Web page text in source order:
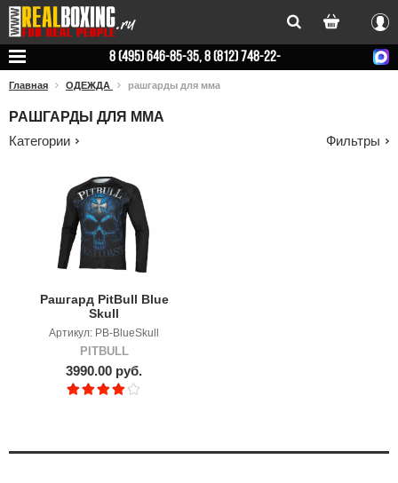
Вход
8 (495) 646-85-35, 8 (812) 748-22-
Главная ОДЕЖДА рашгарды для мма
РАШГАРДЫ ДЛЯ ММА
Категории
Фильтры
Рашгард PitBull Blue
Skull
Артикул: PB-BlueSkull
PITBULL
3990.00 руб.